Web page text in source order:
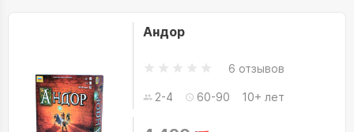
Андор
6 отзывов
2-4 60-90 10+ лет